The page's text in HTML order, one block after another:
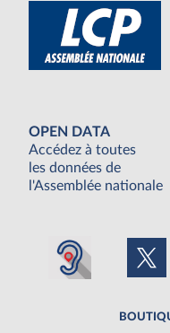
OPEN DATA
Accédez à toutes
les données de
l'Assemblée nationale